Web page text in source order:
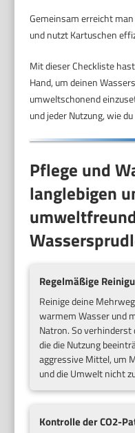
Gemeinsam erreicht
und nutzt Kartuschen
Mit dieser Checkliste
Hand, um deinen
umweltschonend
und jeder Nutzung, wie
Pflege und
langlebigen
Regelmäßige
Reinige deine
warmem Wasser und
Natron. So verhinderst
die die Nutzung
aggressive Mittel, um
und die Umwelt nicht
Kontrolle der CO2-